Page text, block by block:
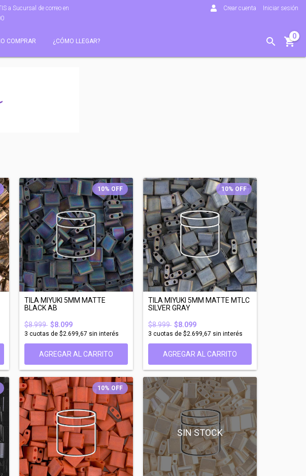
a Sucursal de correo en
Crear cuenta Iniciar sesión
COMPRAR ¿CÓMO LLEGAR?
0
10% OFF
TILA MIYUKI 5MM MATTE
BLACK AB
$8.999 $8.099
3 cuotas de $2.699,67 sin interés
AGREGAR AL CARRITO
10% OFF
TILA MIYUKI 5MM MATTE MTLC
SILVER GRAY
$8.999 $8.099
3 cuotas de $2.699,67 sin interés
AGREGAR AL CARRITO
10% OFF
SIN STOCK